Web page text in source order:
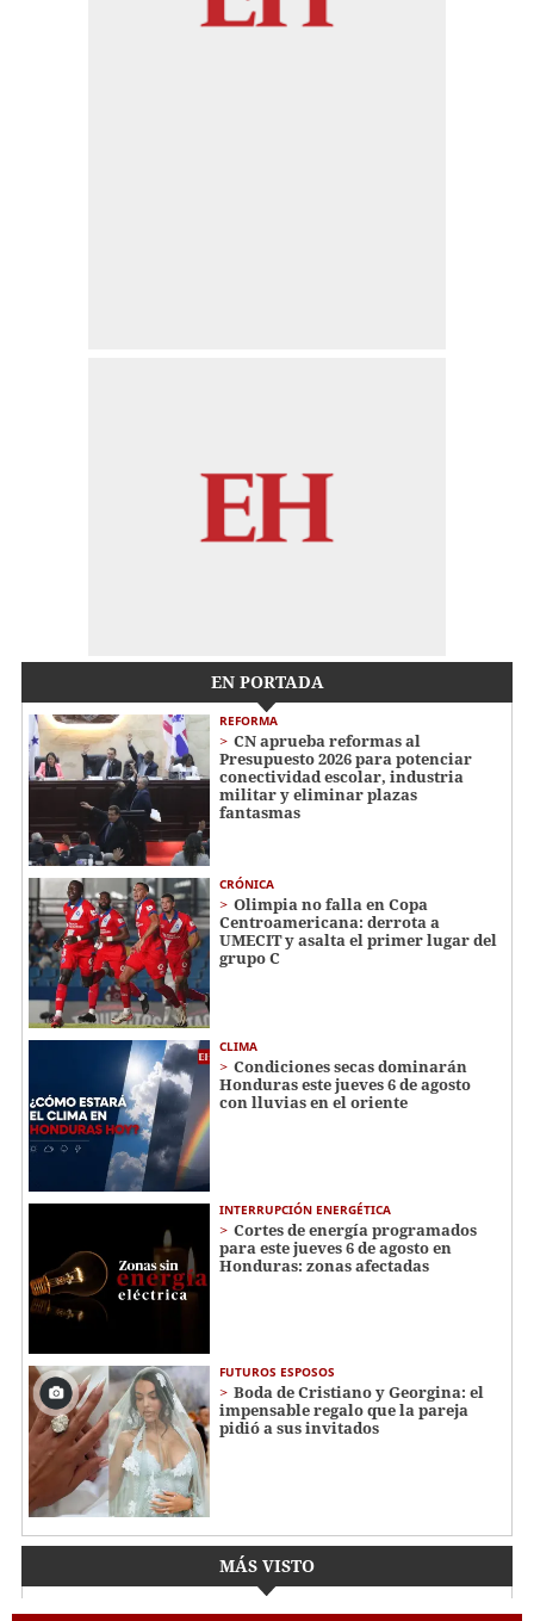
EN PORTADA
REFORMA
CN aprueba reformas al
Presupuesto 2026 para potenciar
conectividad escolar, industria
militar y eliminar plazas
fantasmas
CRÓNICA
Olimpia no falla en Copa
Centroamericana: derrota a
UMECIT y asalta el primer lugar del
grupo C
CLIMA
Condiciones secas dominarán
Honduras este jueves 6 de agosto
con lluvias en el oriente
INTERRUPCIÓN ENERGÉTICA
Cortes de energía programados
para este jueves 6 de agosto en
Honduras: zonas afectadas
FUTUROS ESPOSOS
Boda de Cristiano y Georgina: el
impensable regalo que la pareja
pidió a sus invitados
MÁS VISTO